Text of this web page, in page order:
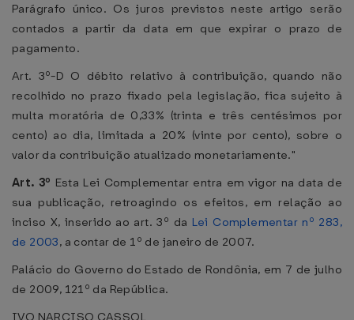
Parágrafo único. Os juros previstos neste artigo serão
contados a partir da data em que expirar o prazo de
pagamento.
Art. 3º-D O débito relativo à contribuição, quando não
recolhido no prazo fixado pela legislação, fica sujeito à
multa moratória de 0,33% (trinta e três centésimos por
cento) ao dia, limitada a 20% (vinte por cento), sobre o
valor da contribuição atualizado monetariamente."
Art. 3º Esta Lei Complementar entra em vigor na data de
sua publicação, retroagindo os efeitos, em relação ao
inciso X, inserido ao art. 3º da Lei Complementar nº 283,
de 2003, a contar de 1º de janeiro de 2007.
Palácio do Governo do Estado de Rondônia, em 7 de julho
de 2009, 121º da República.
IVO NARCISO CASSOL